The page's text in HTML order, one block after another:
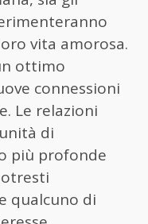
vita amorosa.
ottimo
connessioni
Le relazioni
di
più profonde
qualcuno di